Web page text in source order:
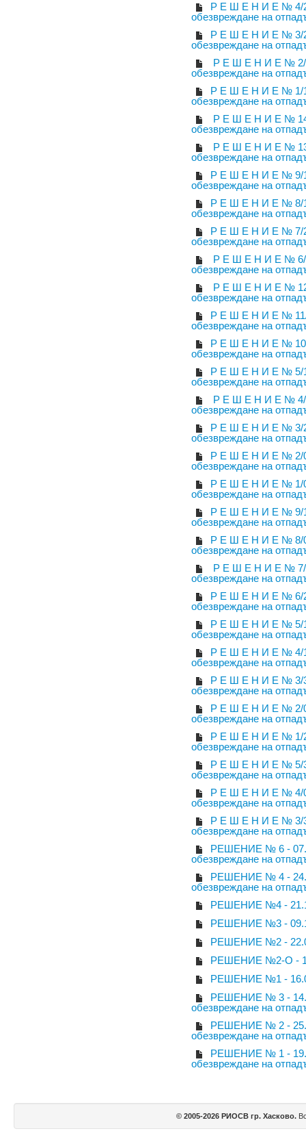
Р Е Ш Е Н И Е № 4/
обезвреждане на
Р Е Ш Е Н И Е № 3/
обезвреждане на
Р Е Ш Е Н И Е № 2/
обезвреждане на
Р Е Ш Е Н И Е № 1/
обезвреждане на
Р Е Ш Е Н И Е № 14/
обезвреждане на
Р Е Ш Е Н И Е № 13/
обезвреждане на
Р Е Ш Е Н И Е № 9/
обезвреждане на
Р Е Ш Е Н И Е № 8/
обезвреждане на
Р Е Ш Е Н И Е № 7/
обезвреждане на
Р Е Ш Е Н И Е № 6/
обезвреждане на
Р Е Ш Е Н И Е № 12/
обезвреждане на
Р Е Ш Е Н И Е № 11/
обезвреждане на
Р Е Ш Е Н И Е № 10/
обезвреждане на
Р Е Ш Е Н И Е № 5/
обезвреждане на
Р Е Ш Е Н И Е № 4/
обезвреждане на
Р Е Ш Е Н И Е № 3/
обезвреждане на
Р Е Ш Е Н И Е № 2/
обезвреждане на
Р Е Ш Е Н И Е № 1/
обезвреждане на
Р Е Ш Е Н И Е № 9/
обезвреждане на
Р Е Ш Е Н И Е № 8/
обезвреждане на
Р Е Ш Е Н И Е № 7/
обезвреждане на
Р Е Ш Е Н И Е № 6/
обезвреждане на
Р Е Ш Е Н И Е № 5/
обезвреждане на
Р Е Ш Е Н И Е № 4/
обезвреждане на
Р Е Ш Е Н И Е № 3/
обезвреждане на
Р Е Ш Е Н И Е № 2/
обезвреждане на
Р Е Ш Е Н И Е № 1/
обезвреждане на
Р Е Ш Е Н И Е № 5/
обезвреждане на
Р Е Ш Е Н И Е № 4/
обезвреждане на
Р Е Ш Е Н И Е № 3/
обезвреждане на
РЕШЕНИЕ № 6 -
обезвреждане на
РЕШЕНИЕ № 4 -
обезвреждане на
РЕШЕНИЕ №4 -
РЕШЕНИЕ №3 -
РЕШЕНИЕ №2 -
РЕШЕНИЕ №2-О -
РЕШЕНИЕ №1 -
РЕШЕНИЕ № 3 -
обезвреждане на
РЕШЕНИЕ № 2 -
обезвреждане на
РЕШЕНИЕ № 1 -
обезвреждане на
© 2005-2026 РИОСВ гр. Хасково.